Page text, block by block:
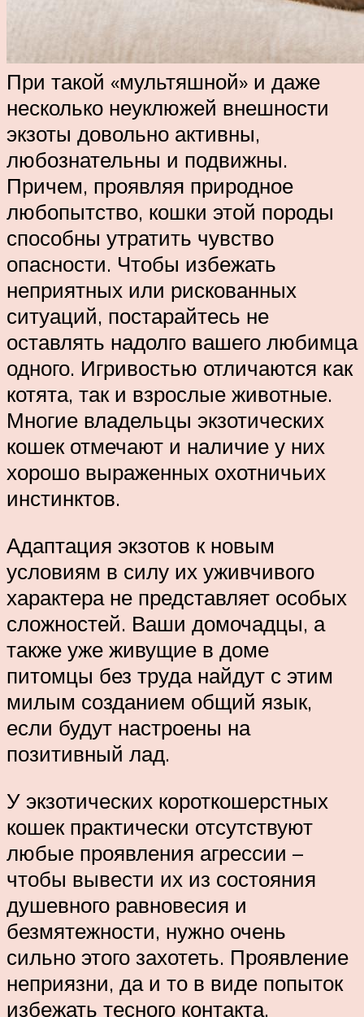
При такой «мультяшной» и даже
несколько неуклюжей внешности
экзоты довольно активны,
любознательны и подвижны.
Причем, проявляя природное
любопытство, кошки этой породы
способны утратить чувство
опасности. Чтобы избежать
неприятных или рискованных
ситуаций, постарайтесь не
оставлять надолго вашего любимца
одного. Игривостью отличаются как
котята, так и взрослые животные.
Многие владельцы экзотических
кошек отмечают и наличие у них
хорошо выраженных охотничьих
инстинктов.
Адаптация экзотов к новым
условиям в силу их уживчивого
характера не представляет особых
сложностей. Ваши домочадцы, а
также уже живущие в доме
питомцы без труда найдут с этим
милым созданием общий язык,
если будут настроены на
позитивный лад.
У экзотических короткошерстных
кошек практически отсутствуют
любые проявления агрессии –
чтобы вывести их из состояния
душевного равновесия и
безмятежности, нужно очень
сильно этого захотеть. Проявление
неприязни, да и то в виде попыток
избежать тесного контакта,